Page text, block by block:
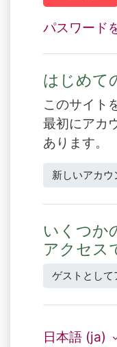
パスワード
はじめて
このサイト
最初にアカ
あります。
新しいアカウ
いくつか
アクセス
ゲストとして
日本語 ‎(ja)‎